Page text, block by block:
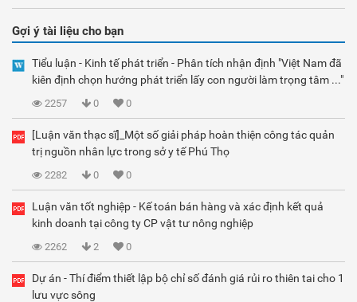
Gợi ý tài liệu cho bạn
Tiểu luận - Kinh tế phát triển - Phân tích nhận định "Việt Nam đã
kiên định chọn hướng phát triển lấy con người làm trọng tâm ..."
2257 0 0
[Luận văn thạc sĩ]_Một số giải pháp hoàn thiện công tác quản
trị nguồn nhân lực trong sở y tế Phú Thọ
2282 0 0
Luận văn tốt nghiệp - Kế toán bán hàng và xác định kết quả
kinh doanh tại công ty CP vật tư nông nghiệp
2262 2 0
Dự án - Thí điểm thiết lập bộ chỉ số đánh giá rủi ro thiên tai cho 1
lưu vực sông